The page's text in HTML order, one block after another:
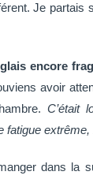
Je partais
encore
avoir
C’était
fatigue extrême,
dans la